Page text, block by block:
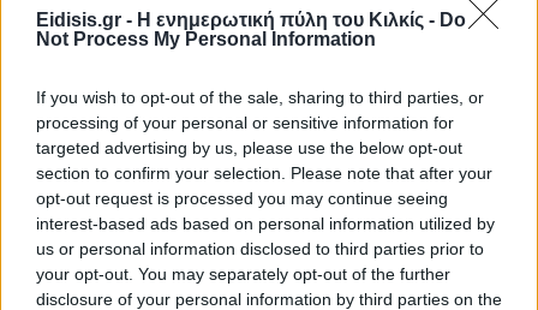
Eidisis.gr - Η ενημερωτική πύλη του Κιλκίς - Do
Not Process My Personal Information
If you wish to opt-out of the sale, sharing to third parties, or
processing of your personal or sensitive information for
targeted advertising by us, please use the below opt-out
section to confirm your selection. Please note that after your
opt-out request is processed you may continue seeing
interest-based ads based on personal information utilized by
us or personal information disclosed to third parties prior to
your opt-out. You may separately opt-out of the further
disclosure of your personal information by third parties on the
Πρωινή 5-8-2026